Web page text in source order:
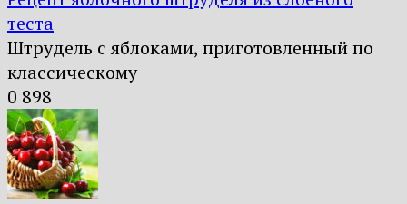
теста
Штрудель с яблоками, приготовленный по
классическому
0 898